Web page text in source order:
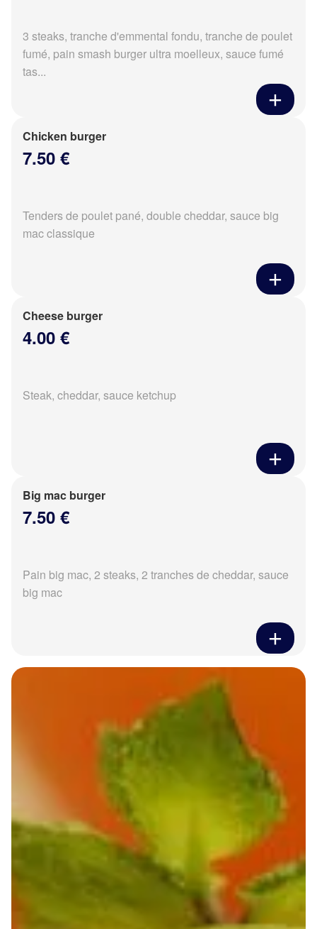
3 steaks, tranche d'emmental fondu, tranche de poulet
fumé, pain smash burger ultra moelleux, sauce fumé
tas...
Chicken burger
7.50 €
Tenders de poulet pané, double cheddar, sauce big
mac classique
Cheese burger
4.00 €
Steak, cheddar, sauce ketchup
Big mac burger
7.50 €
Pain big mac, 2 steaks, 2 tranches de cheddar, sauce
big mac